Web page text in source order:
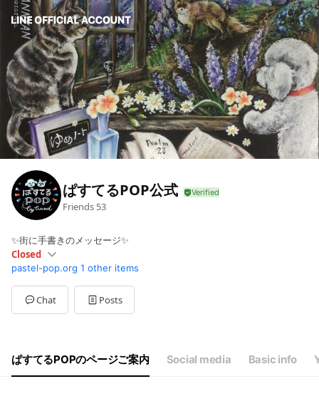
ぱすてるPOP公式
Friends 53
✨街に手書きのメッセージ✨
Closed
SunClosed
Mon12: - 17:
Tue12: - 17:
Wed12: - 17:
Sat Closed
お問合せ可能時間です。時間外は返信が遅れます。
pastel-pop.org 1 other items
Chat Posts
ぱすてるPOPのページご案内 Social media Basic info